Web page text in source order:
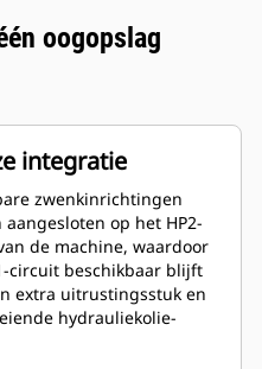
oogopslag
integratie
zwenkinrichtingen
aangesloten op het HP2-
de machine, waardoor
circuit beschikbaar blijft
extra uitrustingsstuk en
hydrauliekolie-